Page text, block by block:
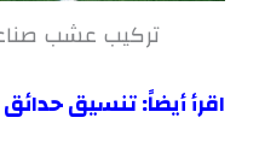
تركيب عشب
اقرأ أيضاً:تنسيق حدائق